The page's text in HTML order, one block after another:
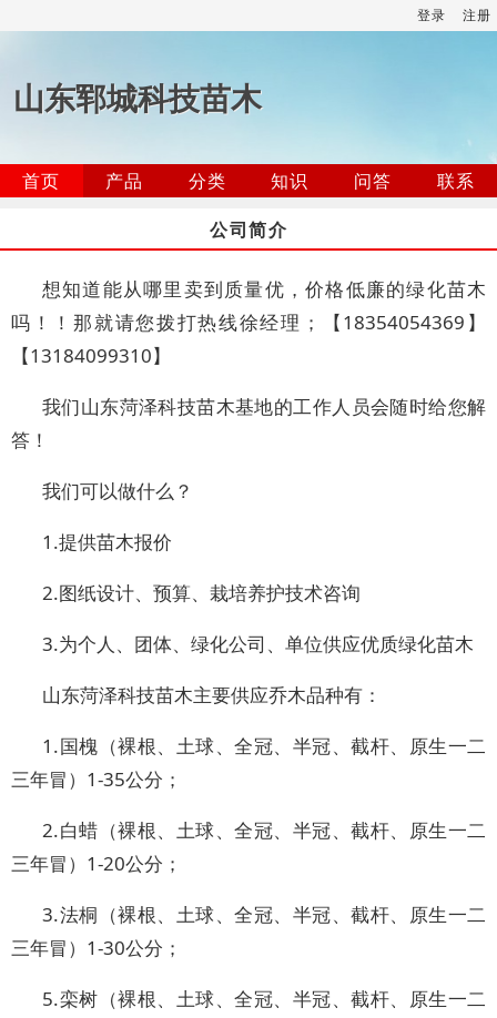
登录 注册
山东郓城科技苗木
首页 产品 分类 知识 问答
联系
公司简介
想知道能从哪里卖到质量优，价格低廉的绿化苗木
吗！！那就请您拨打热线徐经理；【18354054369】
【13184099310】
我们山东菏泽科技苗木基地的工作人员会随时给您解
答！
我们可以做什么？
1.提供苗木报价
2.图纸设计、预算、栽培养护技术咨询
3.为个人、团体、绿化公司、单位供应优质绿化苗木
山东菏泽科技苗木主要供应乔木品种有：
1.国槐（裸根、土球、全冠、半冠、截杆、原生一二
三年冒）1-35公分；
2.白蜡（裸根、土球、全冠、半冠、截杆、原生一二
三年冒）1-20公分；
3.法桐（裸根、土球、全冠、半冠、截杆、原生一二
三年冒）1-30公分；
5.栾树（裸根、土球、全冠、半冠、截杆、原生一二